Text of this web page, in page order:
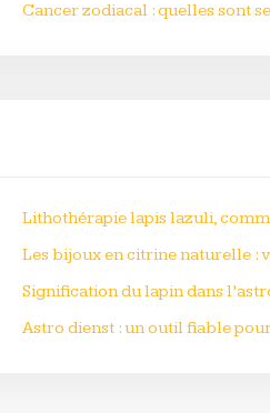
Cancer zodiacal : quelles sont
Lithothérapie lapis lazuli,
Les bijoux en citrine naturelle :
Signification du lapin dans
Astro dienst : un outil fiable